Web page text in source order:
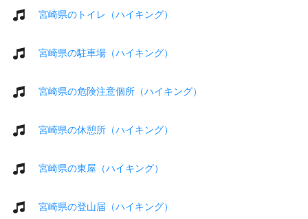
宮崎県のトイレ（ハイキング）
宮崎県の駐車場（ハイキング）
宮崎県の危険注意個所（ハイキング）
宮崎県の休憩所（ハイキング）
宮崎県の東屋（ハイキング）
宮崎県の登山届（ハイキング）